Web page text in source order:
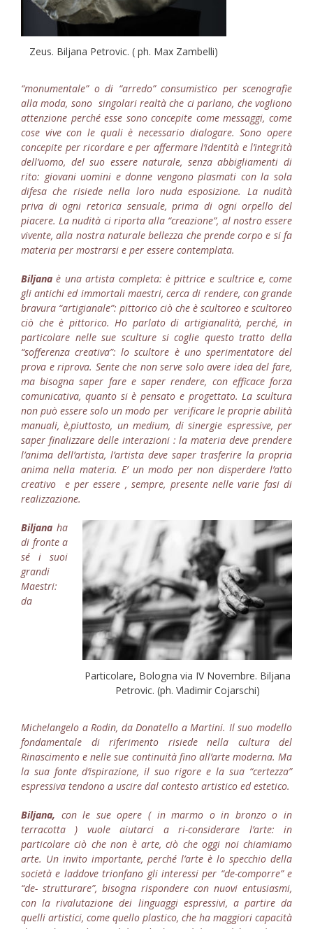
Zeus. Biljana Petrovic. ( ph. Max Zambelli)
“monumentale” o di “arredo” consumistico per scenografie
alla moda, sono singolari realtà che ci parlano, che vogliono
attenzione perché esse sono concepite come messaggi, come
cose vive con le quali è necessario dialogare. Sono opere
concepite per ricordare e per affermare l’identità e l’integrità
dell’uomo, del suo essere naturale, senza abbigliamenti di
rito: giovani uomini e donne vengono plasmati con la sola
difesa che risiede nella loro nuda esposizione. La nudità
priva di ogni retorica sensuale, prima di ogni orpello del
piacere. La nudità ci riporta alla “creazione”, al nostro essere
vivente, alla nostra naturale bellezza che prende corpo e si fa
materia per mostrarsi e per essere contemplata.
Biljana è una artista completa: è pittrice e scultrice e, come
gli antichi ed immortali maestri, cerca di rendere, con grande
bravura “artigianale”: pittorico ciò che è scultoreo e scultoreo
ciò che è pittorico.Ho parlato di artigianalità, perché, in
particolare nelle sue sculture si coglie questo tratto della
“sofferenza creativa”: lo scultore è uno sperimentatore del
prova e riprova. Sente che non serve solo avere idea del fare,
ma bisogna saper fare e saper rendere, con efficace forza
comunicativa, quanto si è pensato e progettato.La scultura
non può essere solo un modo per verificare le proprie abilità
manuali, è,piuttosto, un medium, di sinergie espressive, per
saper finalizzare delle interazioni : la materia deve prendere
l’anima dell’artista, l’artista deve saper trasferire la propria
anima nella materia.E’ un modo per non disperdere l’atto
creativo e per essere , sempre, presente nelle varie fasi di
realizzazione.
Particolare, Bologna via IV Novembre. Biljana
Petrovic. (ph. Vladimir Cojarschi)
Biljana ha
di fronte a
sé i suoi
grandi
Maestri:
da
Michelangelo a Rodin, da Donatello a Martini. Il suo modello
fondamentale di riferimento risiede nella cultura del
Rinascimento e nelle sue continuità fino all’arte moderna. Ma
la sua fonte d’ispirazione, il suo rigore e la sua “certezza”
espressiva tendono a uscire dal contesto artistico ed estetico.
Biljana, con le sue opere ( in marmo o in bronzo o in
terracotta ) vuole aiutarci a ri-considerare l’arte: in
particolare ciò che non è arte, ciò che oggi noi chiamiamo
arte. Un invito importante, perché l’arte è lo specchio della
società e laddove trionfano gli interessi per “de-comporre” e
“de- strutturare”, bisogna rispondere con nuovi entusiasmi,
con la rivalutazione dei linguaggi espressivi, a partire da
quelli artistici, come quello plastico, che ha maggiori capacità